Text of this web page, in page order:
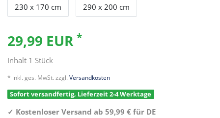
230 x 170 cm 290 x 200 cm
29,99 EUR *
Inhalt 1 Stück
* inkl. ges. MwSt. zzgl. Versandkosten
Sofort versandfertig, Lieferzeit 2-4 Werktage
✓ Kostenloser Versand ab 59,99 € für DE